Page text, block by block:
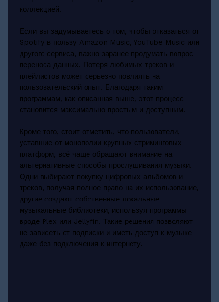
коллекцией.
Если вы задумываетесь о том, чтобы отказаться от
Spotify в пользу Amazon Music, YouTube Music или
другого сервиса, важно заранее продумать вопрос
переноса данных. Потеря любимых треков и
плейлистов может серьезно повлиять на
пользовательский опыт. Благодаря таким
программам, как описанная выше, этот процесс
становится максимально простым и доступным.
Кроме того, стоит отметить, что пользователи,
уставшие от монополии крупных стриминговых
платформ, всё чаще обращают внимание на
альтернативные способы прослушивания музыки.
Одни выбирают покупку цифровых альбомов и
треков, получая полное право на их использование,
другие создают собственные локальные
музыкальные библиотеки, используя программы
вроде Plex или Jellyfin. Такие решения позволяют
не зависеть от подписки и иметь доступ к музыке
даже без подключения к интернету.